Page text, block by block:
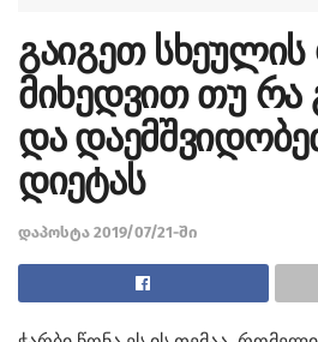
გაიგეთ
მიხედვით თუ რა
და
დიეტას
დაპოსტა 2019/07/21-ში